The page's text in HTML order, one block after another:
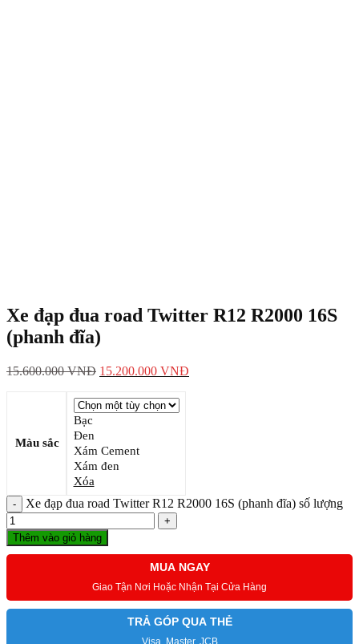
Xe đạp đua road Twitter R12 R2000 16S
(phanh đĩa)
15.600.000VNĐ 15.200.000 VNĐ
Màu sắc
Bạc
Đen
Xám Cement
Xám đen
Xóa
Xe đạp đua road Twitter R12 R2000 16S (phanh đĩa) số lượng
Thêm vào giỏ hàng
MUA NGAY
Giao Tận Nơi Hoặc Nhận Tại Cửa Hàng
TRẢ GÓP QUA THẺ
Visa, Master, JCB